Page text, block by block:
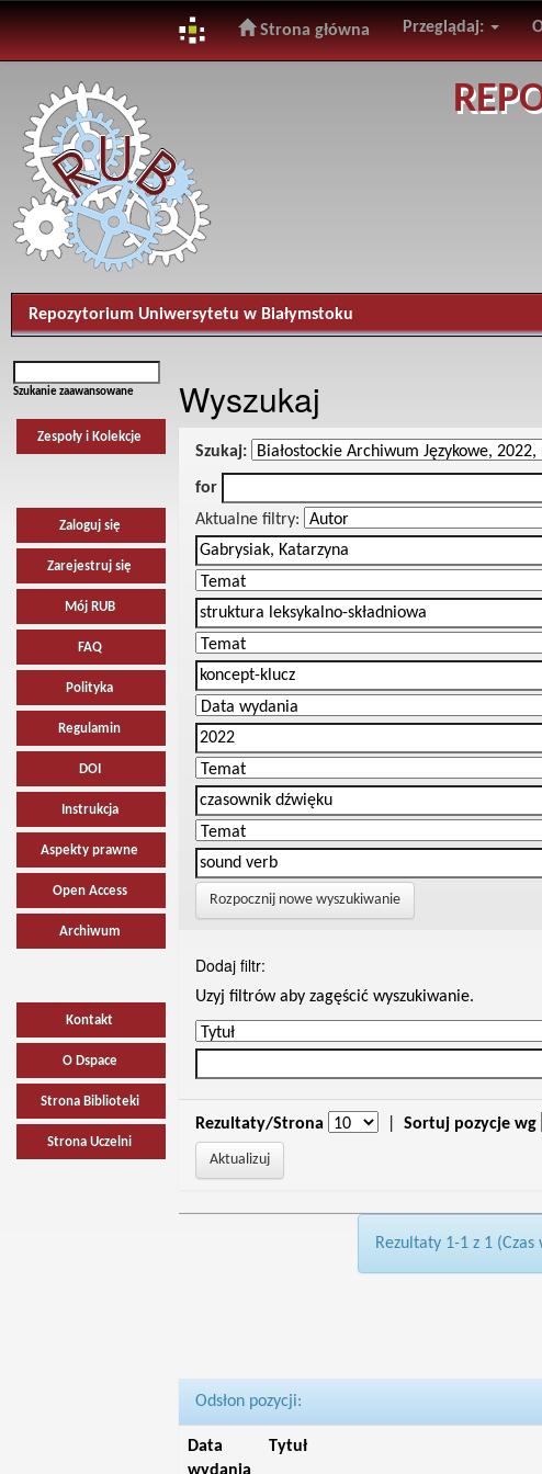
navigation
Strona główna Przeglądaj:
Repozytorium Uniwersytetu w Białymstoku
Szukanie zaawansowane
Zespoły i Kolekcje
Zaloguj się
Zarejestruj się
Mój RUB
FAQ
Polityka
Regulamin
DOI
Instrukcja
Aspekty prawne
Open Access
Archiwum
Kontakt
O Dspace
Strona Biblioteki
Strona Uczelni
Wyszukaj
Szukaj:
for
Aktualne filtry:
Rozpocznij nowe wyszukiwanie
Dodaj filtr:
Uzyj filtrów aby zagęścić wyszukiwanie.
Rezultaty/Strona Sortuj pozycje wg
Rezultaty 1-1 z 1
Odsłon pozycji:
Data
Tytuł